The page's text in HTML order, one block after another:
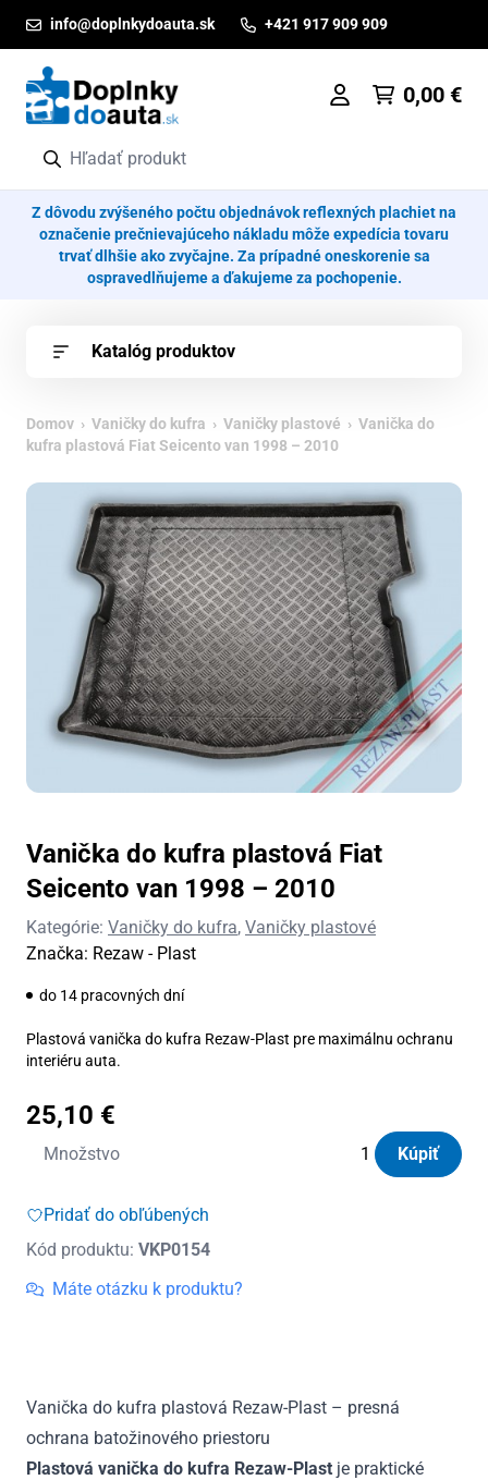
info@doplnkydoauta.sk +421 917 909 909
0,00 €
Z dôvodu zvýšeného počtu objednávok reflexných plachiet na
označenie prečnievajúceho nákladu môže expedícia tovaru
trvať dlhšie ako zvyčajne. Za prípadné oneskorenie sa
ospravedlňujeme a ďakujeme za pochopenie.
Katalóg produktov
Domov › Vaničky do kufra › Vaničky plastové › Vanička do
kufra plastová Fiat Seicento van 1998 – 2010
Vanička do kufra plastová Fiat
Seicento van 1998 – 2010
Kategórie: Vaničky do kufra, Vaničky plastové
Značka: Rezaw - Plast
do 14 pracovných dní
Plastová vanička do kufra Rezaw-Plast pre maximálnu ochranu
interiéru auta.
25,10 €
Množstvo
množstvo
do
plastová
Fiat
2010
Kúpiť
Pridať do obľúbených
Kód produktu: VKP0154
Máte otázku k produktu?
Vanička do kufra plastová Rezaw-Plast – presná
ochrana batožinového priestoru
Plastová vanička do kufra Rezaw-Plast je praktické